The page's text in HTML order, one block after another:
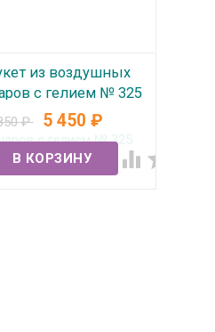
из воздушных
с гелием № 325
В наличии
₽ 5 450 ₽
 